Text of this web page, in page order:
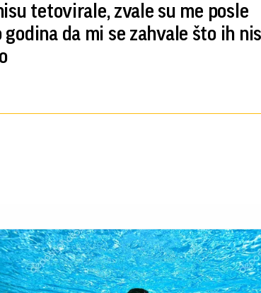
tetovirale, zvale su me posle
godina da mi se zahvale što ih